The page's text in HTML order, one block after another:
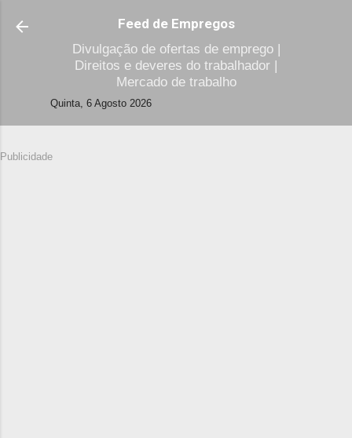
Avançar para o conteúdo principal
Feed de Empregos
Divulgação de ofertas de emprego |
Direitos e deveres do trabalhador |
Mercado de trabalho
Quinta, 6 Agosto 2026
Publicidade